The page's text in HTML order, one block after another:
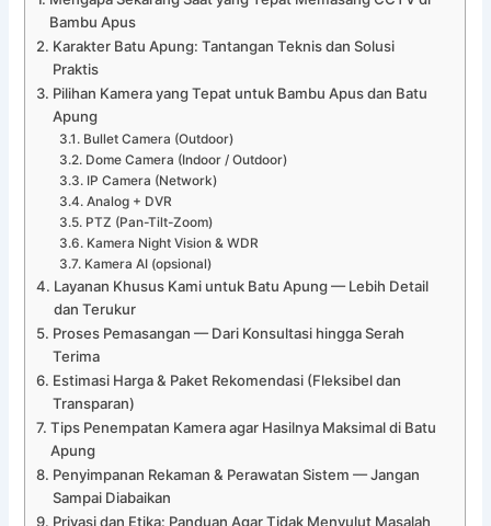
Bambu Apus
Karakter Batu Apung: Tantangan Teknis dan Solusi
Praktis
Pilihan Kamera yang Tepat untuk Bambu Apus dan Batu
Apung
Bullet Camera (Outdoor)
Dome Camera (Indoor / Outdoor)
IP Camera (Network)
Analog + DVR
PTZ (Pan-Tilt-Zoom)
Kamera Night Vision & WDR
Kamera AI (opsional)
Layanan Khusus Kami untuk Batu Apung — Lebih Detail
dan Terukur
Proses Pemasangan — Dari Konsultasi hingga Serah
Terima
Estimasi Harga & Paket Rekomendasi (Fleksibel dan
Transparan)
Tips Penempatan Kamera agar Hasilnya Maksimal di Batu
Apung
Penyimpanan Rekaman & Perawatan Sistem — Jangan
Sampai Diabaikan
Privasi dan Etika: Panduan Agar Tidak Menyulut Masalah